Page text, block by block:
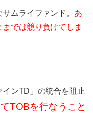
ムライファンド。 あ
では競り負けてしま
ンTD」の統合を阻止
TOBを行なうこと